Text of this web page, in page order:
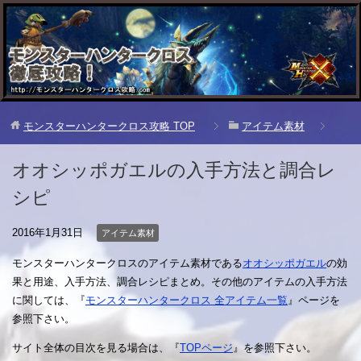
モンスターハンタークロス攻略 TOP アイテム素材
オオシッポガエルの入手方法と調合レ
シピ
2016年1月31日 アイテム素材
モンスターハンタークロスのアイテム素材であるオオシッポガエルの効
果と用途、入手方法、調合レシピまとめ。その他のアイテムの入手方法
に関しては、『モンスターハンタークロス 全アイテム一覧 』ページを
参照下さい。
サイト全体の目次を見る場合は、『TOPページ 』を参照下さい。